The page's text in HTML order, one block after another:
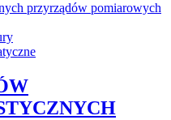
przyrządów pomiarowych